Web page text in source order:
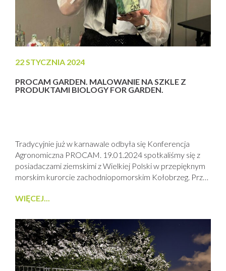
22 STYCZNIA 2024
PROCAM GARDEN. MALOWANIE NA SZKLE Z
PRODUKTAMI BIOLOGY FOR GARDEN.
Tradycyjnie już w karnawale odbyła się Konferencja
Agronomiczna PROCAM. 19.01.2024 spotkaliśmy się z
posiadaczami ziemskimi z Wielkiej Polski w przepięknym
morskim kurorcie zachodniopomorskim Kołobrzeg. Przy
GARDEN. MALOWANIE NA SZKLE Z … PRODUKTAMI
występujący dr Bacillus wygłosił wykład na temat
produktów Biology for GARDEN w powiązaniu z...
WIĘCEJ...